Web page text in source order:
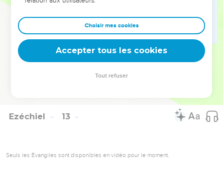
Eh bien, dis-leur que je le déclare, moi, le Seigneur Dieu,
je réaliserai sans tarder toutes mes menaces. C’est moi qui
l’affirme. »
© Société biblique française – Bibli’O, 1997, avec autorisation. Pour vous procurer
Ezéchiel 13
Seuls les Évangiles sont disponibles en vidéo pour le moment.
Choisir mes cookies
Accepter tous les cookies
Tout refuser